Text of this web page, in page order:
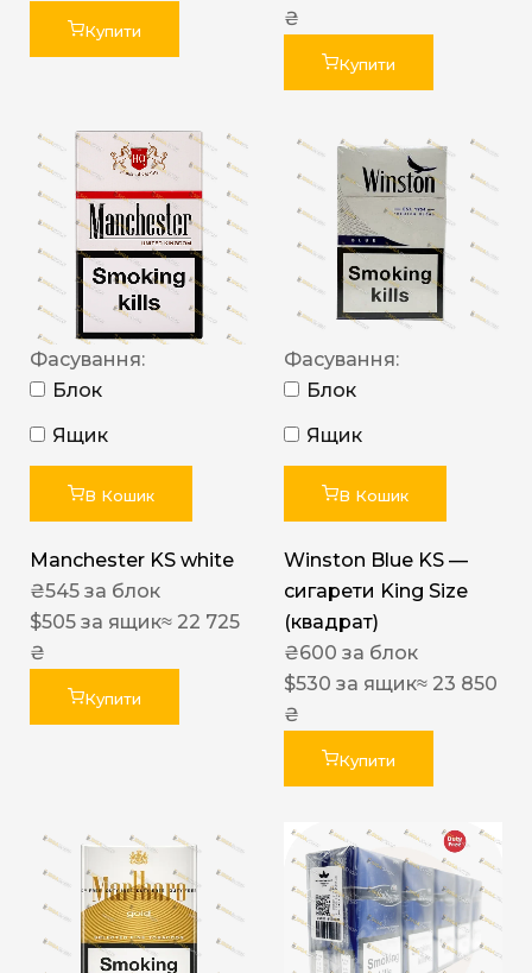
Купити
₴
Купити
Фасування:
Блок
Ящик
В Кошик
Manchester KS white
₴545 за блок
$505 за ящик≈ 22 725
₴
Купити
Фасування:
Блок
Ящик
В Кошик
Winston Blue KS —
сигарети King Size
(квадрат)
₴600 за блок
$530 за ящик≈ 23 850
₴
Купити